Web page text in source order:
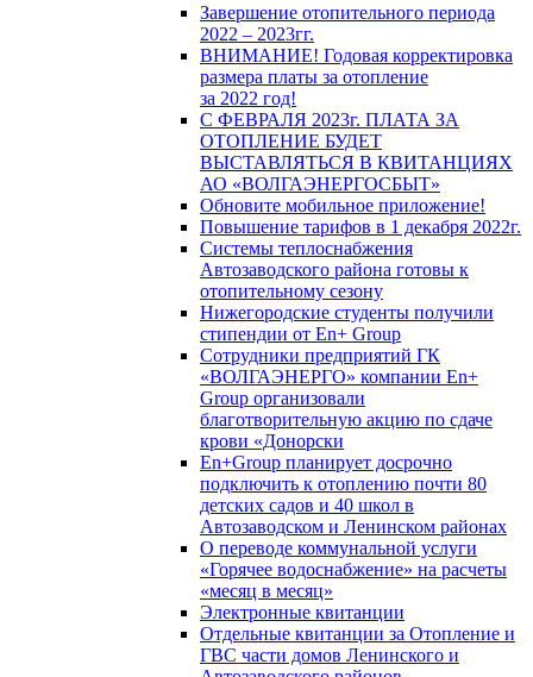
Завершение отопительного периода
2022 – 2023гг.
ВНИМАНИЕ! Годовая корректировка
размера платы за отопление
за 2022 год!
С ФЕВРАЛЯ 2023г. ПЛАТА ЗА
ОТОПЛЕНИЕ БУДЕТ
ВЫСТАВЛЯТЬСЯ В КВИТАНЦИЯХ
АО «ВОЛГАЭНЕРГОСБЫТ»
Обновите мобильное приложение!
Повышение тарифов в 1 декабря 2022г.
Системы теплоснабжения
Автозаводского района готовы к
отопительному сезону
Нижегородские студенты получили
стипендии от En+ Group
Сотрудники предприятий ГК
«ВОЛГАЭНЕРГО» компании En+
Group организовали
благотворительную акцию по сдаче
крови «Донорски
En+Group планирует досрочно
подключить к отоплению почти 80
детских садов и 40 школ в
Автозаводском и Ленинском районах
О переводе коммунальной услуги
«Горячее водоснабжение» на расчеты
«месяц в месяц»
Электронные квитанции
Отдельные квитанции за Отопление и
ГВС части домов Ленинского и